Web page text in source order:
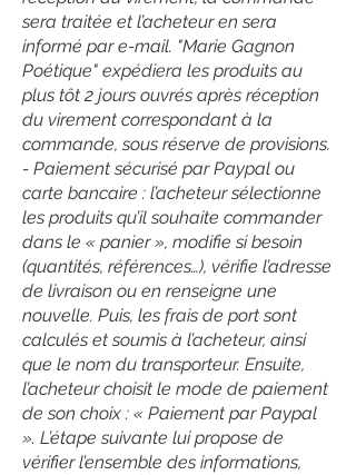
sera traitée et l’acheteur en sera
informé par e-mail. "Marie Gagnon
Poétique" expédiera les produits au
plus tôt 2 jours ouvrés après réception
du virement correspondant à la
commande, sous réserve de provisions.
- Paiement sécurisé par Paypal ou
carte bancaire : l’acheteur sélectionne
les produits qu’il souhaite commander
dans le « panier », modifie si besoin
(quantités, références…), vérifie l’adresse
de livraison ou en renseigne une
nouvelle. Puis, les frais de port sont
calculés et soumis à l’acheteur, ainsi
que le nom du transporteur. Ensuite,
l’acheteur choisit le mode de paiement
de son choix : « Paiement par Paypal
». L’étape suivante lui propose de
vérifier l’ensemble des informations,